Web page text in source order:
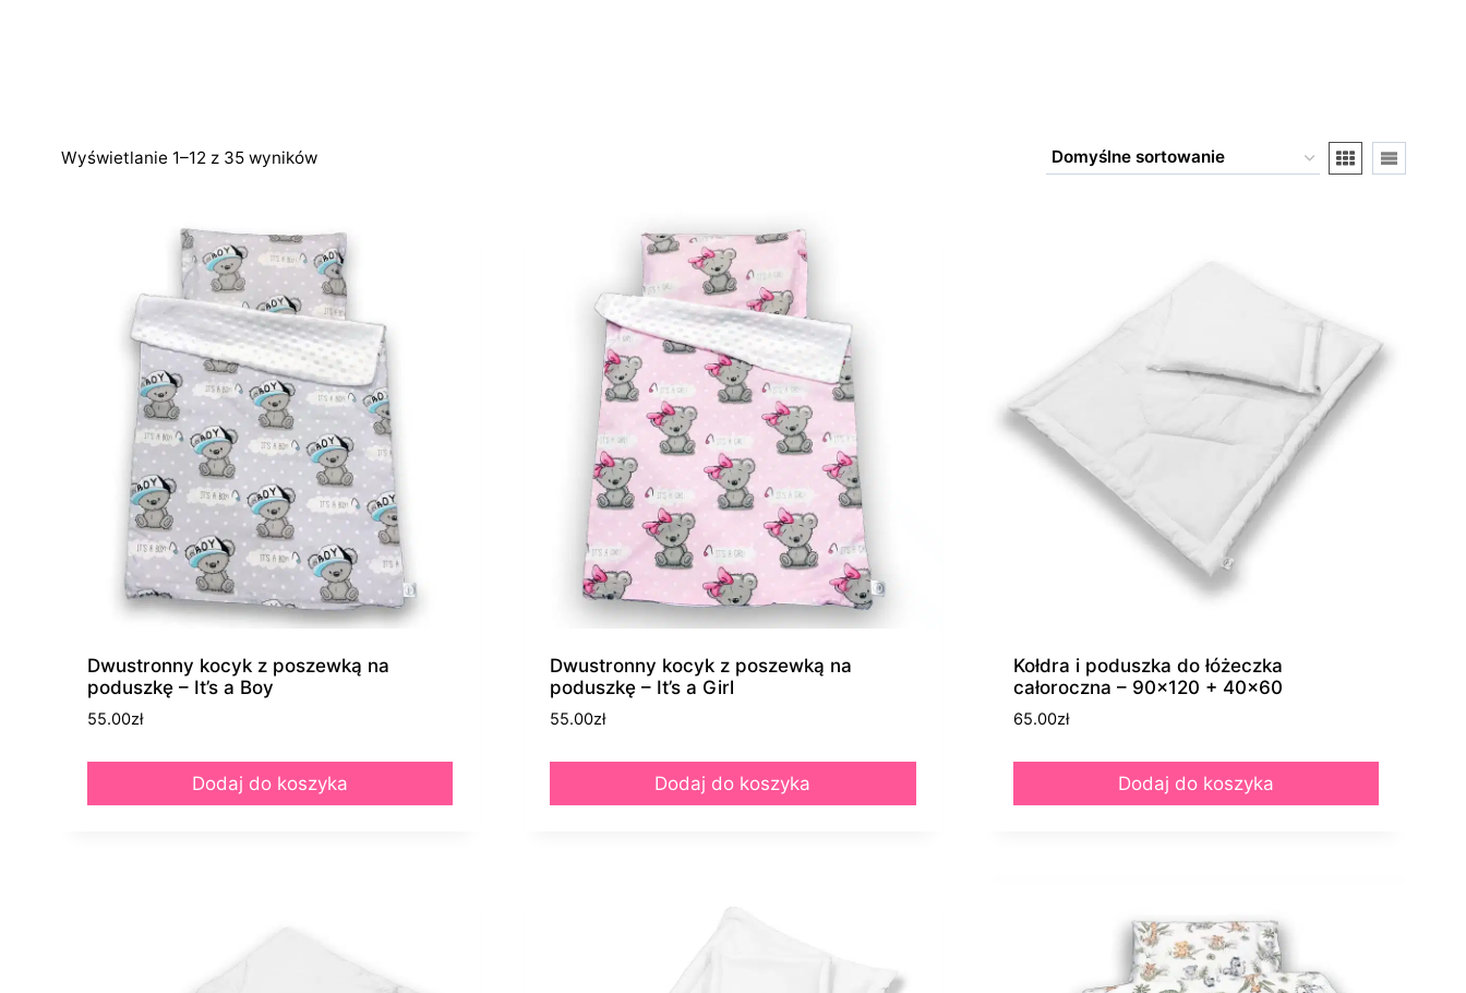
Wyświetlanie 1–12 z 35 wyników
Dwustronny kocyk z poszewką na
poduszkę – It’s a Boy
55.00zł
Dodaj do koszyka
Dwustronny kocyk z poszewką na
poduszkę – It’s a Girl
55.00zł
Dodaj do koszyka
Kołdra i poduszka do łóżeczka
całoroczna – 90×120 + 40×60
65.00zł
Dodaj do koszyka